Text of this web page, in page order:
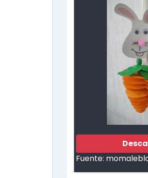
Fuente: